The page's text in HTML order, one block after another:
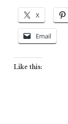
X
Email
Like this: